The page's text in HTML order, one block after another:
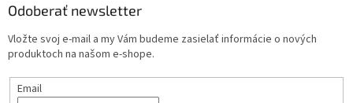
Odoberať newsletter
Vložte svoj e-mail a my Vám budeme zasielať informácie o nových
produktoch na našom e-shope.
Email